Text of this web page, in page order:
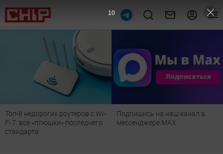
Топ-8 недорогих роутеров с Wi-
Fi 7: все «плюшки» последнего
стандарта
Подпишись на наш канал в
мессенджере МАХ
8